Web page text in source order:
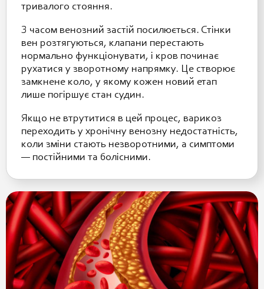
тривалого стояння.
З часом венозний застій посилюється. Стінки
вен розтягуються, клапани перестають
нормально функціонувати, і кров починає
рухатися у зворотному напрямку. Це створює
замкнене коло, у якому кожен новий етап
лише погіршує стан судин.
Якщо не втрутитися в цей процес, варикоз
переходить у хронічну венозну недостатність,
коли зміни стають незворотними, а симптоми
— постійними та болісними.